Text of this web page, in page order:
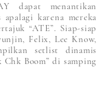
dapat menantikan
karena mereka
“ATE”. Siap-siap
Felix, Lee Know,
setlist dinamis
Chk Boom” di samping